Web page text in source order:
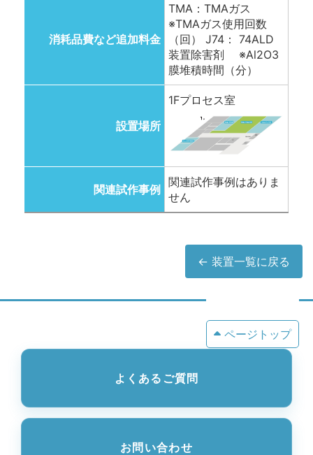
消耗品費など追加料金
TMA：TMAガス
※TMAガス使用回数
（回） J74： 74ALD
装置除害剤 ※Al2O3
膜堆積時間（分）
設置場所
1Fプロセス室
関連試作事例
関連試作事例はありま
せん
← 装置一覧に戻る
ページトップ
よくあるご質問
お問い合わせ